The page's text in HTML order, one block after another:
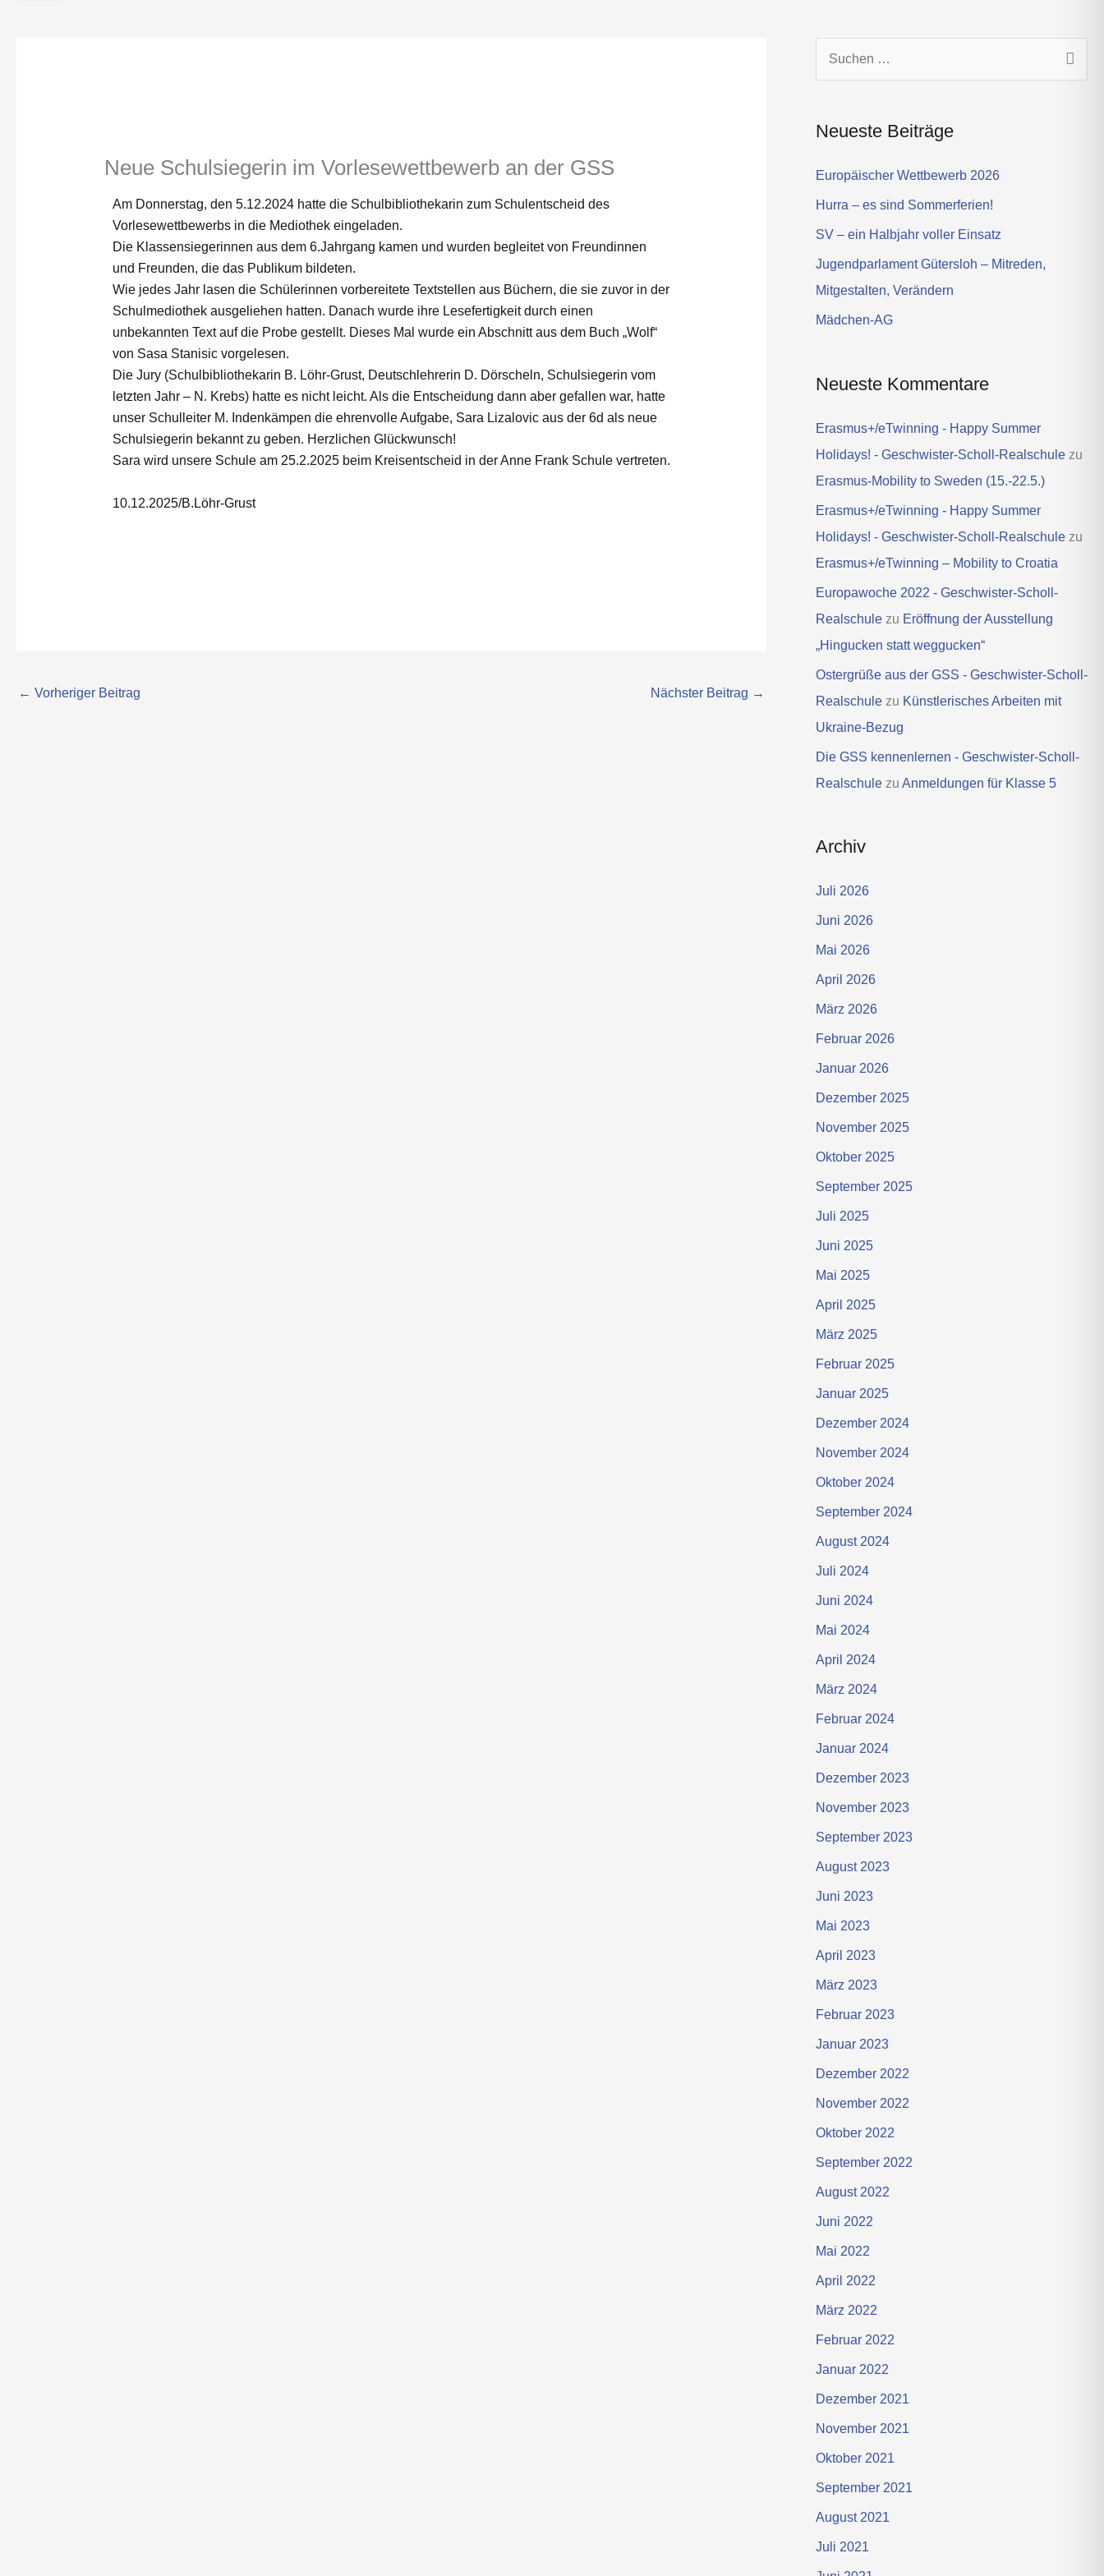
a
g
r
Neue Schulsiegerin im Vorlesewettbewerb an der GSS
Am Donnerstag, den 5.12.2024 hatte die Schulbibliothekarin zum Schulentscheid des
Vorlesewettbewerbs in die Mediothek eingeladen.
Die Klassensiegerinnen aus dem 6.Jahrgang kamen und wurden begleitet von Freundinnen
und Freunden, die das Publikum bildeten.
Wie jedes Jahr lasen die Schülerinnen vorbereitete Textstellen aus Büchern, die sie zuvor in der
Schulmediothek ausgeliehen hatten. Danach wurde ihre Lesefertigkeit durch einen
unbekannten Text auf die Probe gestellt. Dieses Mal wurde ein Abschnitt aus dem Buch „Wolf“
von Sasa Stanisic vorgelesen.
Die Jury (Schulbibliothekarin B. Löhr-Grust, Deutschlehrerin D. Dörscheln, Schulsiegerin vom
letzten Jahr – N. Krebs) hatte es nicht leicht. Als die Entscheidung dann aber gefallen war, hatte
unser Schulleiter M. Indenkämpen die ehrenvolle Aufgabe, Sara Lizalovic aus der 6d als neue
Schulsiegerin bekannt zu geben. Herzlichen Glückwunsch!
Sara wird unsere Schule am 25.2.2025 beim Kreisentscheid in der Anne Frank Schule vertreten.
10.12.2025/B.Löhr-Grust
← Vorheriger Beitrag Nächster Beitrag →
e
:
Neueste Beiträge
Europäischer Wettbewerb 2026
Hurra – es sind Sommerferien!
SV – ein Halbjahr voller Einsatz
Jugendparlament Gütersloh – Mitreden,
Mitgestalten, Verändern
Mädchen-AG
Neueste Kommentare
Erasmus+/eTwinning - Happy Summer
Holidays! - Geschwister-Scholl-Realschulezu
Erasmus-Mobility to Sweden (15.-22.5.)
Erasmus+/eTwinning - Happy Summer
Holidays! - Geschwister-Scholl-Realschulezu
Erasmus+/eTwinning – Mobility to Croatia
Europawoche 2022 - Geschwister-Scholl-
Realschulezu Eröffnung der Ausstellung
„Hingucken statt weggucken“
Ostergrüße aus der GSS - Geschwister-Scholl-
Realschulezu Künstlerisches Arbeiten mit
Ukraine-Bezug
Die GSS kennenlernen - Geschwister-Scholl-
Realschulezu Anmeldungen für Klasse 5
Archiv
Juli 2026
Juni 2026
Mai 2026
April 2026
März 2026
Februar 2026
Januar 2026
Dezember 2025
November 2025
Oktober 2025
September 2025
Juli 2025
Juni 2025
Mai 2025
April 2025
März 2025
Februar 2025
Januar 2025
Dezember 2024
November 2024
Oktober 2024
September 2024
August 2024
Juli 2024
Juni 2024
Mai 2024
April 2024
März 2024
Februar 2024
Januar 2024
Dezember 2023
November 2023
September 2023
August 2023
Juni 2023
Mai 2023
April 2023
März 2023
Februar 2023
Januar 2023
Dezember 2022
November 2022
Oktober 2022
September 2022
August 2022
Juni 2022
Mai 2022
April 2022
März 2022
Februar 2022
Januar 2022
Dezember 2021
November 2021
Oktober 2021
September 2021
August 2021
Juli 2021